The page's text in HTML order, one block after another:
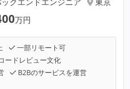
万円
一部リモート可
ードレビュー文化
B2Bのサービスを運営